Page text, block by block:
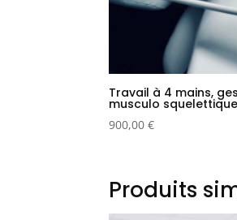
Travail à 4 mains,
musculo
900,00€
Produits